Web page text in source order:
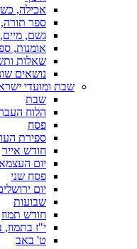
אכילה,
ספר תורה,
גשם, מיים,
אומנות,
שאלות
נושאים
שבת ומועדי
שבת
הלוח
פסח
ספירת
חודש אייר
יום
פסח שני
יום
שבועות
חודש תמוז
י"ז בתמוז,
ט' באב